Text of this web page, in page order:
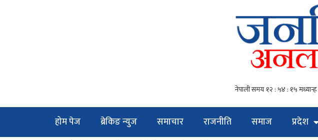
होम पेज ब्रेकिङ न्युज समाचार राजनीति समाज प्रदेश